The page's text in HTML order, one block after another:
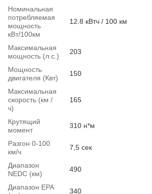
Номинальная
потребляемая
мощность
кВт/100км
12.8 кВтч / 100 км
Максимальная
мощность (л.с.)
203
Мощность
двигателя (Квт)
150
Максимальная
скорость (км /
ч)
165
Крутящий
момент
310 н*м
Разгон 0-100
км/ч
7,5 сек
Диапазон
NEDC (км)
490
Диапазон EPA
340